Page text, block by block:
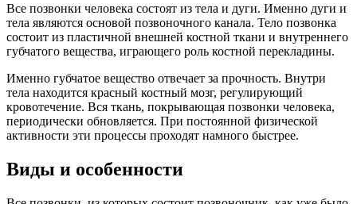
Все позвонки человека состоят из тела и дуги. Именно дуги и
тела являются основой позвоночного канала. Тело позвонка
состоит из пластичной внешней костной ткани и внутреннего
губчатого вещества, играющего роль костной перекладины.
Именно губчатое вещество отвечает за прочность. Внутри
тела находится красный костный мозг, регулирующий
кровотечение. Вся ткань, покрывающая позвонки человека,
периодически обновляется. При постоянной физической
активности эти процессы проходят намного быстрее.
Виды и особенности